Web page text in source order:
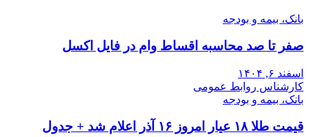
بانک، بیمه و بودجه
صفر تا صد محاسبه اقساط وام در فایل اکسل
اسفند ۶, ۱۴۰۴
کارشناس روابط عمومی
بانک، بیمه و بودجه
قیمت طلا ۱۸ عیار امروز ۱۶ آذر اعلام شد + جدول